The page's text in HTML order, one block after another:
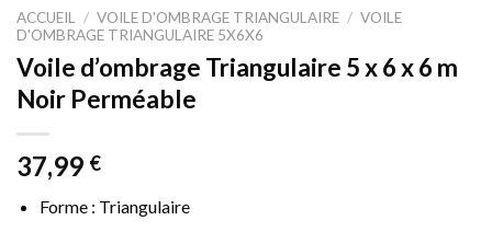
ACCUEIL / VOILE D'OMBRAGE TRIANGULAIRE / VOILE
D'OMBRAGE TRIANGULAIRE 5X6X6
Voile d’ombrage Triangulaire 5 x 6 x 6 m
Noir Perméable
37,99 €
Forme : Triangulaire